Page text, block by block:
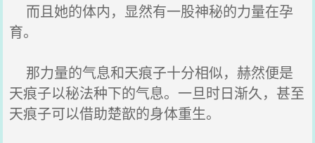
而且她的体内，显然有一股神秘的力量在孕
育。
那力量的气息和天痕子十分相似，赫然便是
天痕子以秘法种下的气息。一旦时日渐久，甚至
天痕子可以借助楚歆的身体重生。